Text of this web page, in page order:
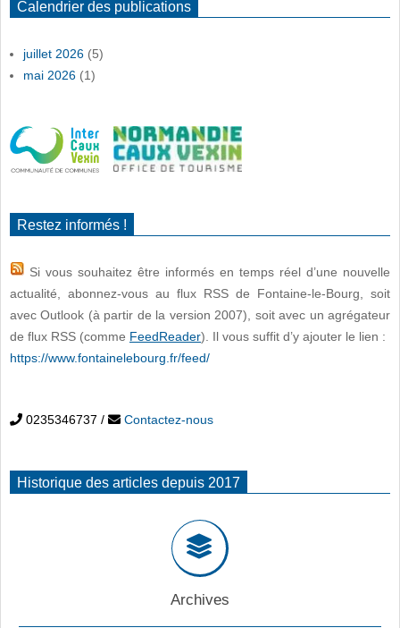
Calendrier des publications
juillet 2026 (5)
mai 2026 (1)
Restez informés !
Si vous souhaitez être informés en temps réel d’une nouvelle
actualité, abonnez-vous au flux RSS de Fontaine-le-Bourg, soit
avec Outlook (à partir de la version 2007), soit avec un agrégateur
de flux RSS (comme FeedReader). Il vous suffit d’y ajouter le lien :
https://www.fontainelebourg.fr/feed/
0235346737 / Contactez-nous
Historique des articles depuis 2017
Archives